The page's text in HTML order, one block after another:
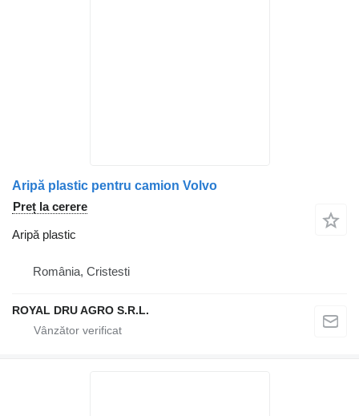
Aripă plastic pentru camion Volvo
Preț la cerere
Aripă plastic
România, Cristesti
ROYAL DRU AGRO S.R.L.